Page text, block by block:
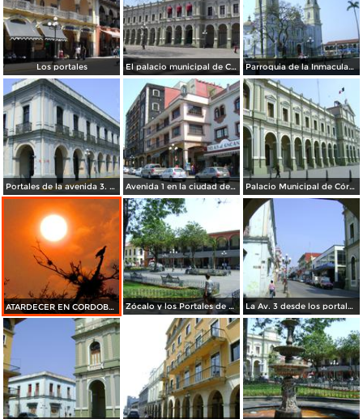
Los portales El palacio municipal de Cordoba Parroquia de la Inmaculada Concepción. Córdoba. Abril/2012
Portales de la avenida 3. Córdoba. Abril/2012 Avenida 1 en la ciudad de Córdoba. Abril/2012 Palacio Municipal de Córdoba. Abril/2012
ATARDECER EN CORDOBA,VERACRUZ Zócalo y los Portales de Córdoba. Abril/2012 La Av. 3 desde los portales de Córdoba. Abril/2012